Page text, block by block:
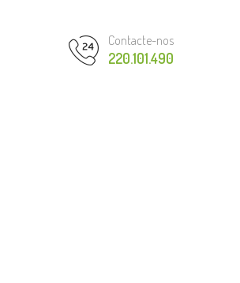
Contacte-nos
220.101.490